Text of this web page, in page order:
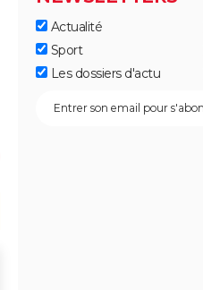
Actualité
Sport
Les dossiers d'actu